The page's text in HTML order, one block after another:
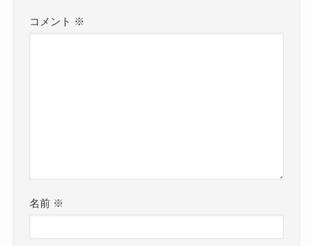
コメント ※
名前 ※